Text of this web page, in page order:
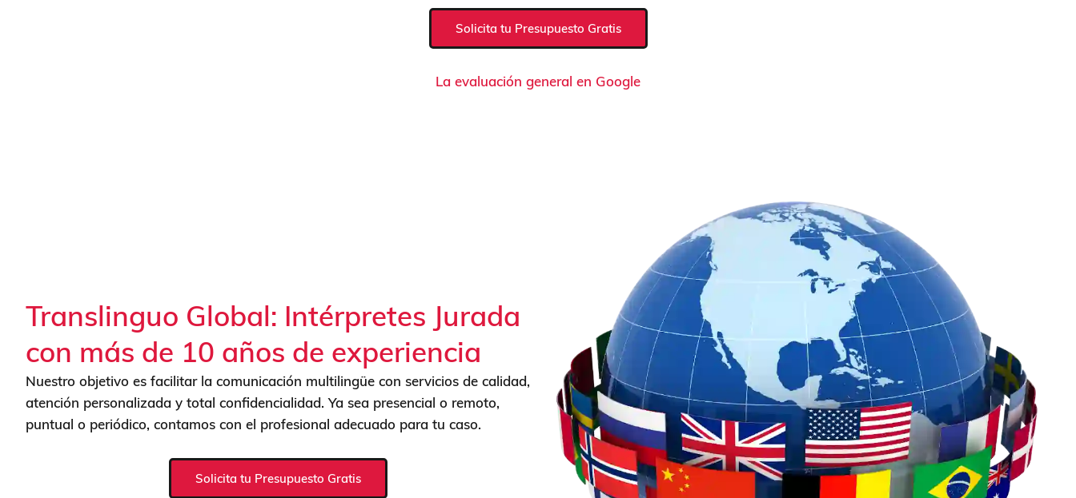
Solicita tu Presupuesto Gratis
La evaluación general en Google
Translinguo Global: Intérpretes Jurada
con más de 10 años de experiencia
Nuestro objetivo es facilitar la comunicación multilingüe con servicios de calidad,
atención personalizada y total confidencialidad. Ya sea presencial o remoto,
puntual o periódico, contamos con el profesional adecuado para tu caso.
Solicita tu Presupuesto Gratis